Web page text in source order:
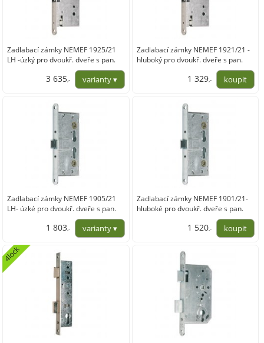
Zadlabací zámky NEMEF 1925/21
LH -úzký pro dvoukř. dveře s pan.
3 635,-
Zadlabací zámky NEMEF 1921/21 -
hluboký pro dvoukř. dveře s pan.
funkcí - pro pasivní křídlo
1 329,-
Zadlabací zámky NEMEF 1905/21
LH- úzké pro dvoukř. dveře s pan.
1 803,-
Zadlabací zámky NEMEF 1901/21-
hluboké pro dvoukř. dveře s pan.
1 520,-
4lock